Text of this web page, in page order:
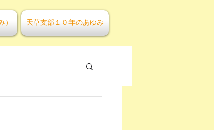
天草支部１０年のあゆみ